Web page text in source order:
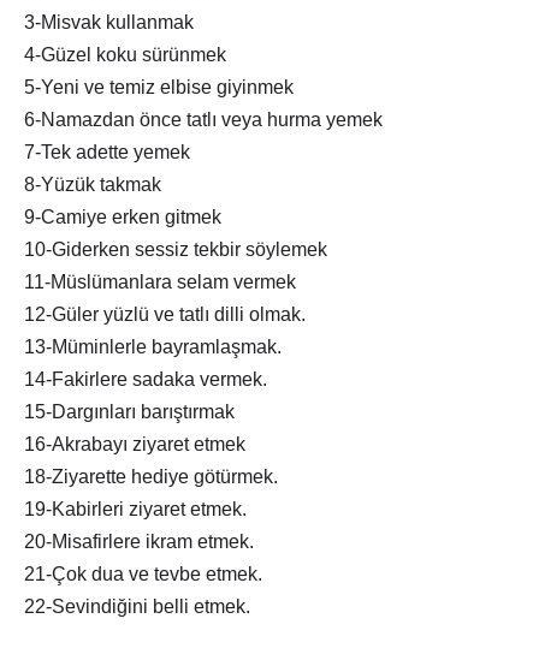
3-Misvak kullanmak
4-Güzel koku sürünmek
5-Yeni ve temiz elbise giyinmek
6-Namazdan önce tatlı veya hurma yemek
7-Tek adette yemek
8-Yüzük takmak
9-Camiye erken gitmek
10-Giderken sessiz tekbir söylemek
11-Müslümanlara selam vermek
12-Güler yüzlü ve tatlı dilli olmak.
13-Müminlerle bayramlaşmak.
14-Fakirlere sadaka vermek.
15-Dargınları barıştırmak
16-Akrabayı ziyaret etmek
18-Ziyarette hediye götürmek.
19-Kabirleri ziyaret etmek.
20-Misafirlere ikram etmek.
21-Çok dua ve tevbe etmek.
22-Sevindiğini belli etmek.